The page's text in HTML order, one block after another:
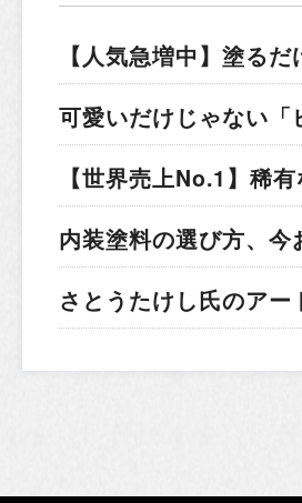
【人気急増中】塗る
可愛いだけじゃない
【世界売上No.1】稀
内装塗料の選び方、
さとうたけし氏のア